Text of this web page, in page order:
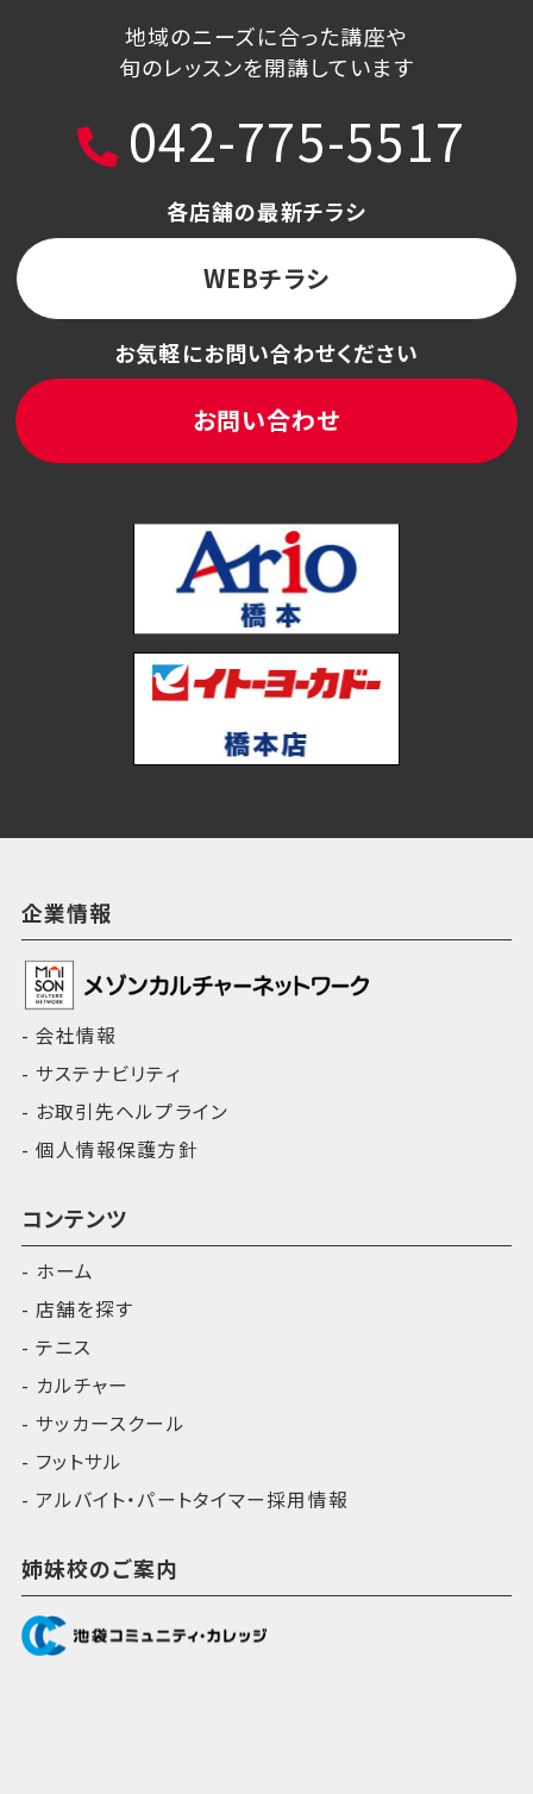
地域のニーズに合った講座や
旬のレッスンを開講しています
042-775-5517
各店舗の最新チラシ
WEBチラシ
お気軽にお問い合わせください
お問い合わせ
企業情報
会社情報
サステナビリティ
お取引先ヘルプライン
個人情報保護方針
コンテンツ
ホーム
店舗を探す
テニス
カルチャー
サッカースクール
フットサル
アルバイト・パートタイマー採用情報
姉妹校のご案内